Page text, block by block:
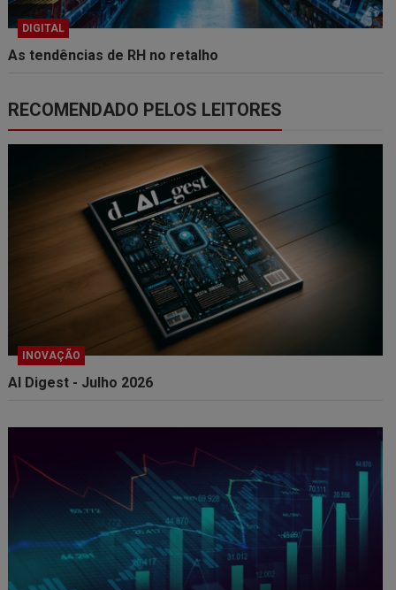
DIGITAL
As tendências de RH no retalho
RECOMENDADO PELOS LEITORES
INOVAÇÃO
AI Digest - Julho 2026